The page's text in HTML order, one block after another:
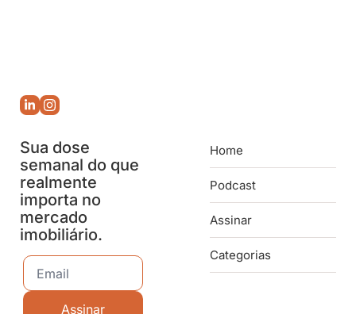
Sua dose
semanal do que
realmente
importa no
mercado
imobiliário.
Assinar
Home
Podcast
Assinar
Categorias